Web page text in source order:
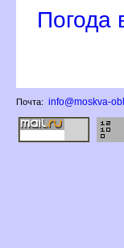
Погода
Почта: info@moskva-